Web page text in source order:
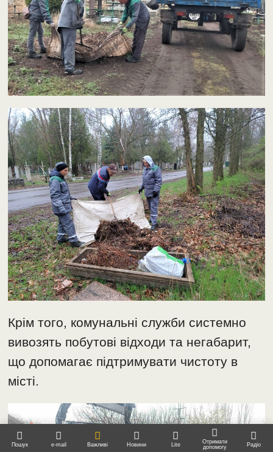
Крім того, комунальні служби системно
вивозять побутові відходи та негабарит,
що допомагає підтримувати чистоту в
місті.
Пошук e-mail Важливі Новини Lite
Отримати
допомогу
Радіо